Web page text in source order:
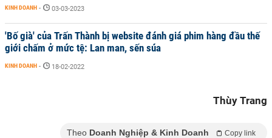
KINH DOANH - 03-03-2023
'Bố già' của Trấn Thành bị website đánh giá phim hàng đầu thế
giới chấm ở mức tệ: Lan man, sến súa
KINH DOANH - 18-02-2022
Thùy Trang
Theo Doanh Nghiệp & Kinh Doanh Copy link